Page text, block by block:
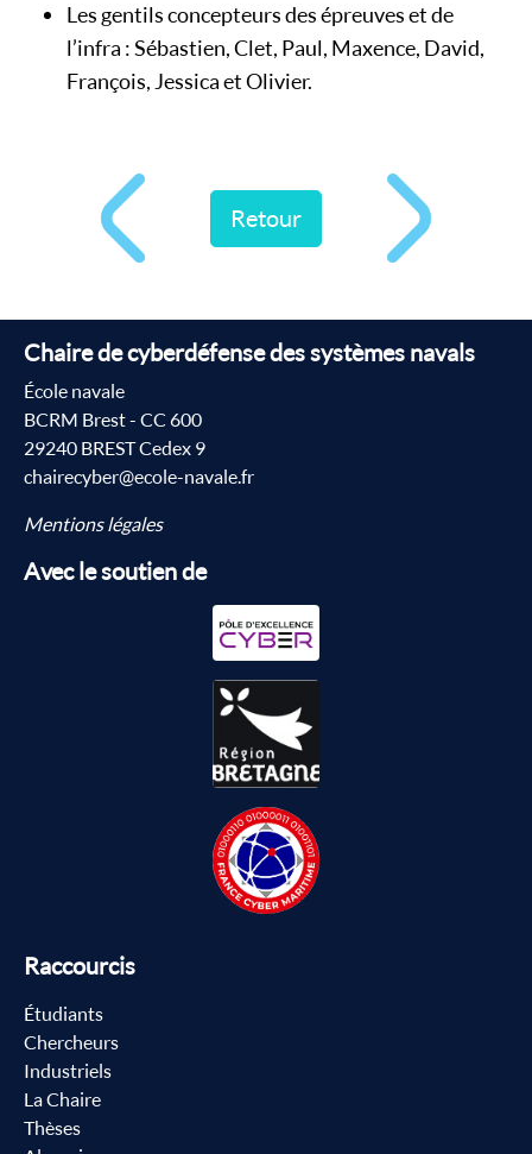
Les gentils concepteurs des épreuves et de
l’infra : Sébastien, Clet, Paul, Maxence, David,
François, Jessica et Olivier.
Retour
Chaire de cyberdéfense des systèmes navals
École navale
BCRM Brest - CC 600
29240 BREST Cedex 9
chairecyber@ecole-navale.fr
Mentions légales
Avec le soutien de
Raccourcis
Étudiants
Chercheurs
Industriels
La Chaire
Thèses